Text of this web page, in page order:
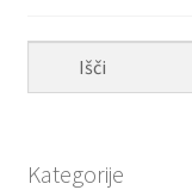
Kategorije